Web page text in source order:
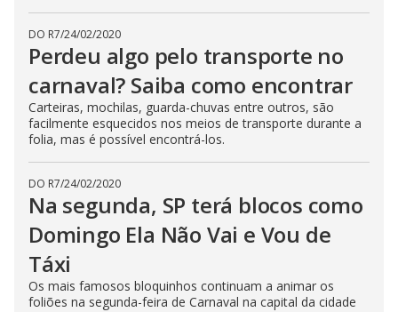
DO R7/24/02/2020
Perdeu algo pelo transporte no
carnaval? Saiba como encontrar
Carteiras, mochilas, guarda-chuvas entre outros, são
facilmente esquecidos nos meios de transporte durante a
folia, mas é possível encontrá-los.
DO R7/24/02/2020
Na segunda, SP terá blocos como
Domingo Ela Não Vai e Vou de
Táxi
Os mais famosos bloquinhos continuam a animar os
foliões na segunda-feira de Carnaval na capital da cidade